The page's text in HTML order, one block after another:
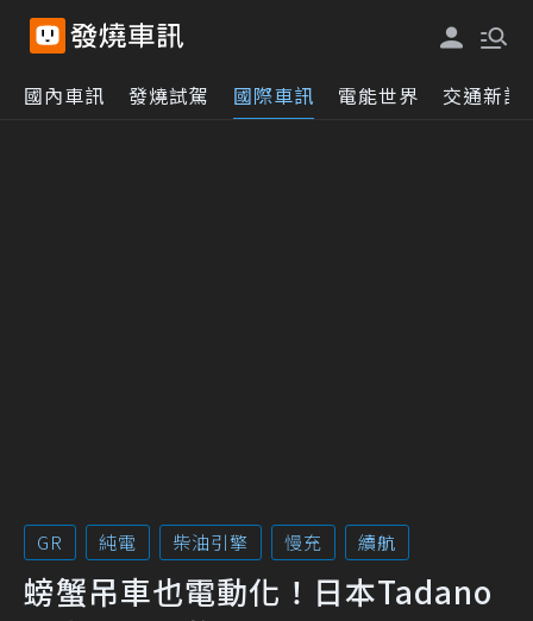
國內車訊 發燒試駕 國際車訊 電能世界 交通新訊
GR 純電 柴油引擎 慢充 續航
螃蟹吊車也電動化！日本Tadano